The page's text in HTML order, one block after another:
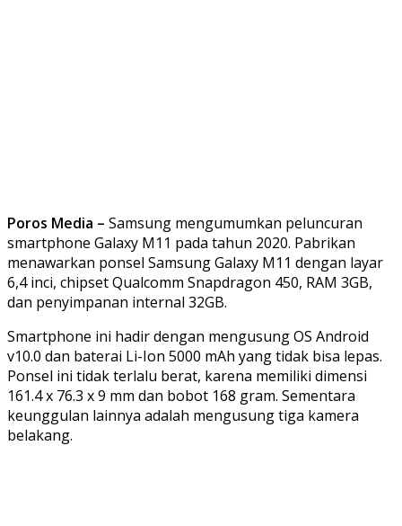
Poros Media – Samsung mengumumkan peluncuran
smartphone Galaxy M11 pada tahun 2020. Pabrikan
menawarkan ponsel Samsung Galaxy M11 dengan layar
6,4 inci, chipset Qualcomm Snapdragon 450, RAM 3GB,
dan penyimpanan internal 32GB.
Smartphone ini hadir dengan mengusung OS Android
v10.0 dan baterai Li-Ion 5000 mAh yang tidak bisa lepas.
Ponsel ini tidak terlalu berat, karena memiliki dimensi
161.4 x 76.3 x 9 mm dan bobot 168 gram. Sementara
keunggulan lainnya adalah mengusung tiga kamera
belakang.